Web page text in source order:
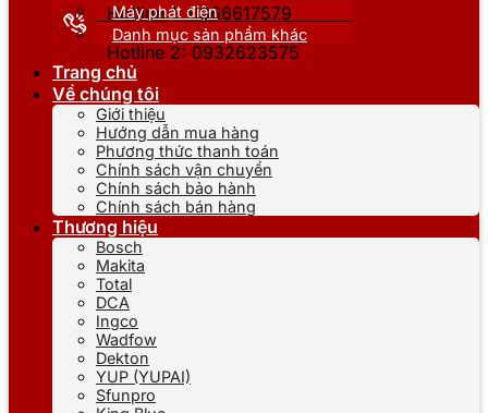
Hotline 1: 0866617579
Hotline 2: 0932623575
Máy phát điện
Danh mục sản phẩm khác
Trang chủ
Về chúng tôi
Giới thiệu
Hướng dẫn mua hàng
Phương thức thanh toán
Chính sách vận chuyển
Chính sách bảo hành
Chính sách bán hàng
Thương hiệu
Bosch
Makita
Total
DCA
Ingco
Wadfow
Dekton
YUP (YUPAI)
Sfunpro